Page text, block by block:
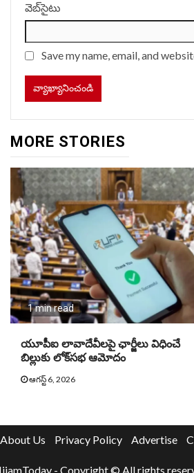
వెబ్‌సైటు
Save my name, email, and
MORE STORIES
1 min read
యూపీఐ లావాదేవీలపై ఛార్జీలు విధించే
బిల్లుకు లోక్‌సభ ఆమోదం
ఆగస్ట్ 6, 2026
About Us Privacy Policy Advertise
- Copyright © All rights